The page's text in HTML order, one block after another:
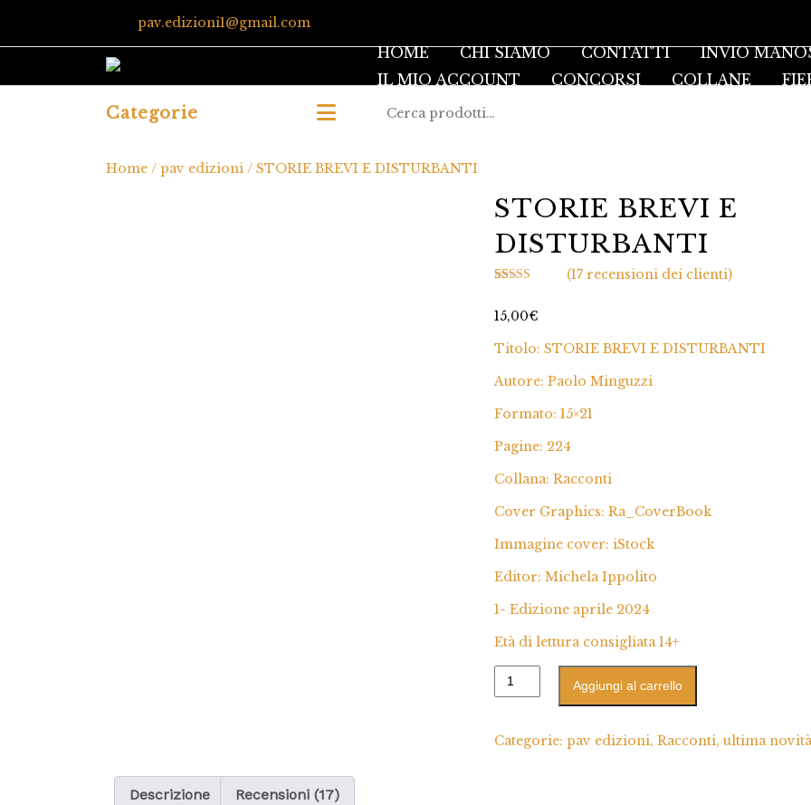
pav.edizioni1@gmail.com
HOME CHI SIAMO CONTATTI INVIO
IL MIO ACCOUNT
CONCORSI COLLANE
Categorie
Home / pav edizioni / STORIE BREVI E DISTURBANTI
STORIE BREVI E
DISTURBANTI
direcensioni
(17recensioni dei clienti)
15,00€
Titolo: STORIE BREVI E DISTURBANTI
Autore: Paolo Minguzzi
Formato: 15×21
Pagine: 224
Collana: Racconti
Cover Graphics: Ra_CoverBook
Immagine cover: iStock
Editor: Michela Ippolito
1^ Edizione aprile 2024
Età di lettura consigliata 14+
Aggiungi al carrello
Categorie: pav edizioni, Racconti, ultima novità
Descrizione Recensioni (17)